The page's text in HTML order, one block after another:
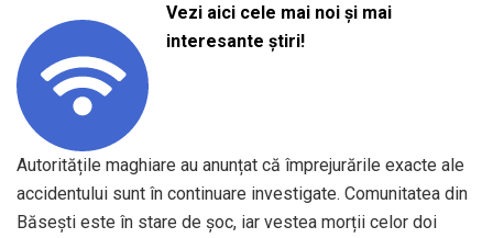
Vezi aici cele mai noi și mai
interesante știri!
Autoritățile maghiare au anunțat că împrejurările exacte ale
accidentului sunt în continuare investigate. Comunitatea din
Băsești este în stare de șoc, iar vestea morții celor doi